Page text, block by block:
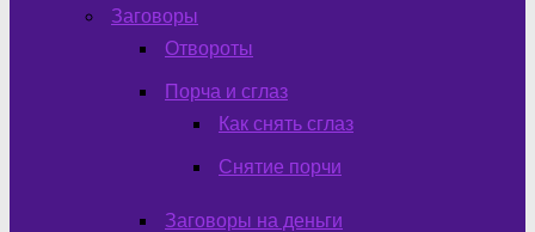
Заговоры
Отвороты
Порча и сглаз
Как снять сглаз
Снятие порчи
Заговоры на деньги